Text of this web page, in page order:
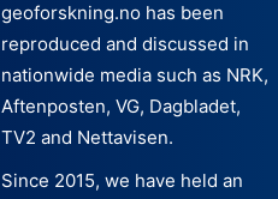
geoforskning.no has been
reproduced and discussed in
nationwide media such as NRK,
Aftenposten, VG, Dagbladet,
TV2 and Nettavisen.
Since 2015, we have held an